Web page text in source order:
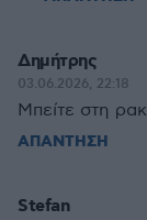
Δημήτρης
03.06.2026, 22:18
Μπείτε στη
ΑΠΑΝΤΗΣΗ
Stefan